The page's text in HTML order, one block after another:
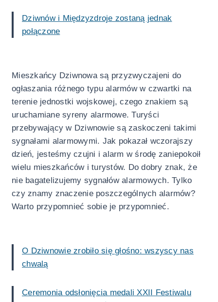
Dziwnów i Międzyzdroje zostaną jednak
połączone
Mieszkańcy Dziwnowa są przyzwyczajeni do
ogłaszania różnego typu alarmów w czwartki na
terenie jednostki wojskowej, czego znakiem są
uruchamiane syreny alarmowe. Turyści
przebywający w Dziwnowie są zaskoczeni takimi
sygnałami alarmowymi. Jak pokazał wczorajszy
dzień, jesteśmy czujni i alarm w środę zaniepokoił
wielu mieszkańców i turystów. Do dobry znak, że
nie bagatelizujemy sygnałów alarmowych. Tylko
czy znamy znaczenie poszczególnych alarmów?
Warto przypomnieć sobie je przypomnieć.
O Dziwnowie zrobiło się głośno: wszyscy nas
chwalą
Ceremonia odsłonięcia medali XXII Festiwalu